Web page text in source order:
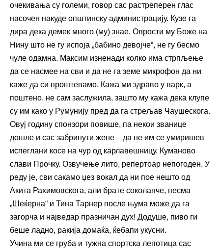
очекивања су големи, говор сас растреперен глас
насочен накуде општинску администрацију. Кузе га
дира дека демек много (му) знае. Опрости му Боже на
Нину што не гу испоја „бабино девојче“, не гу бесмо
чуле одамна. Максим изненади колко има стрпљење
да се насмее на сви и да не га земе микрофон да ни
каже да си проштевамо. Кажа ми здраво у парк, а
поштено, не сам заслужила, зашто му кажа дека клупе
су им како у Румунију пред да га стрељав Чаушескога.
Овуј годину спонзори повише, па некои званице
дошле и сас забринути жене – да не им се умиришев
испеглани косе на чур од карлавешницу. Куманово
слави Прочку. Озвучење лито, репертоар непогоден. У
реду је, сви сакамо џез вокал да ни пое нешто од
Акита Рахимовскога, али брате соколанче, песма
„Шеќерна“ и Тина Тарнер после њума може да га
загорча и најведар празничан дух! Додуше, пиво ги
беше ладно, ракија домаќа, ќебапи укусни.
Учина ми се груба и тужна спортска лепотица сас